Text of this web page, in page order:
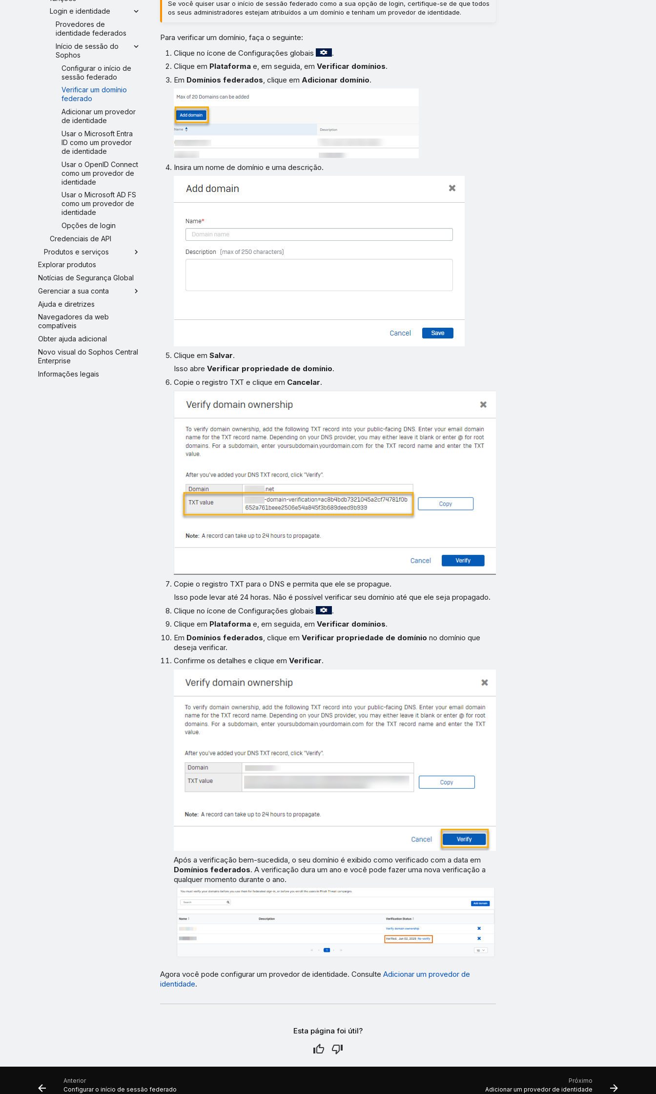
Login e identidade
Provedores de
identidade federados
Início de sessão do
Sophos
Configurar o início de
sessão federado
Verificar um domínio
federado
Adicionar um provedor
de identidade
Usar o Microsoft Entra
ID como um provedor
de identidade
Usar o OpenID Connect
como um provedor de
identidade
Usar o Microsoft AD FS
como um provedor de
identidade
Opções de login
Credenciais de API
Produtos e serviços
Explorar produtos
Notícias de Segurança Global
Gerenciar a sua conta
Ajuda e diretrizes
Navegadores da web
compatíveis
Obter ajuda adicional
Novo visual do Sophos Central
Enterprise
Informações legais
Se você quiser usar o início de sessão federado como a sua opção de login, certifique-se de que todos
os seus administradores estejam atribuídos a um domínio e tenham um provedor de identidade.
Para verificar um domínio, faça o seguinte:
Clique no ícone de Configurações globais
.
Clique em Plataforma e, em seguida, emVerificar domínios.
Em Domínios federados, clique emAdicionar domínio.
Insira um nome de domínio e uma descrição.
Clique emSalvar.
Isso abreVerificar propriedade de domínio.
Copie o registro TXT e clique em Cancelar.
Copie o registro TXT para o DNS e permita que ele se propague.
Isso pode levar até 24 horas. Não é possível verificar seu domínio até que ele seja propagado.
Clique no ícone de Configurações globais
.
Clique em Plataforma e, em seguida, emVerificar domínios.
Em Domínios federados , clique emVerificar propriedade de domínio no domínio que
deseja verificar.
Confirme os detalhes e clique emVerificar.
Após a verificação bem-sucedida, o seu domínio é exibido como verificado com a data em
Domínios federados. A verificação dura um ano e você pode fazer uma nova verificação a
qualquer momento durante o ano.
Agora você pode configurar um provedor de identidade. Consulte Adicionar um provedor de
identidade.
Esta página foi útil?
Anterior
Configurar o início de sessão federado
Próximo
Adicionar um provedor de identidade